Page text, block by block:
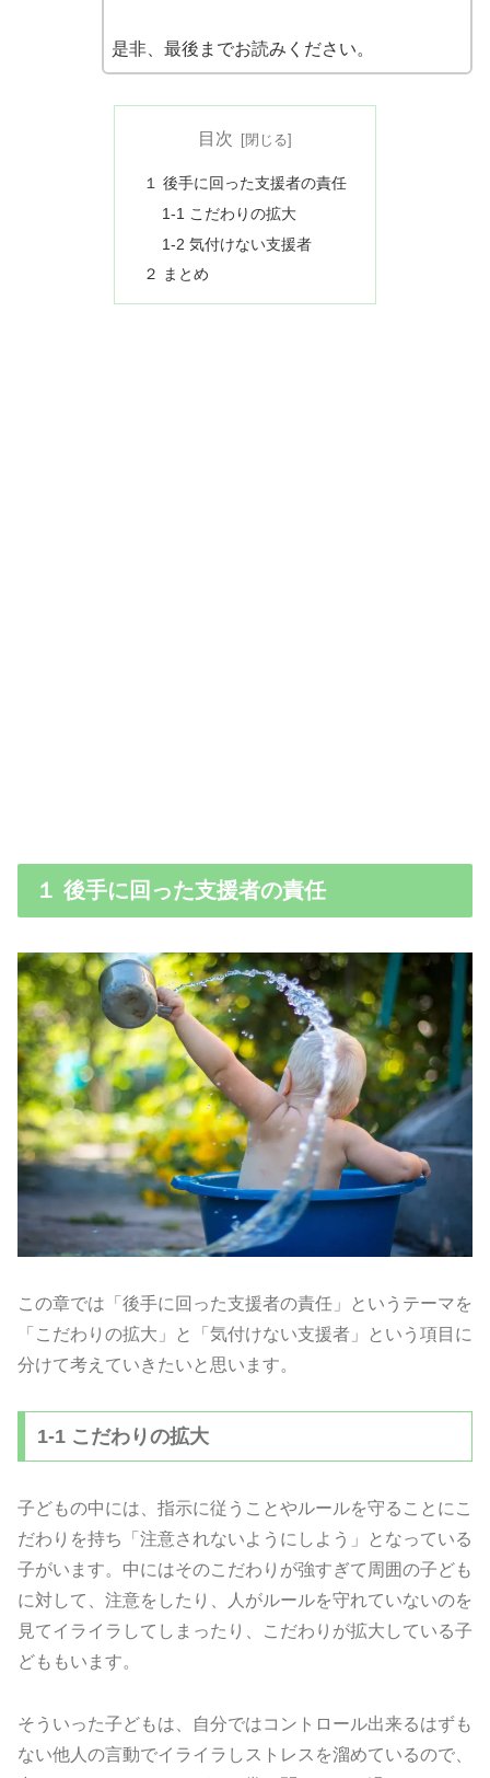
是非、最後までお読みください。
目次
１ 後手に回った支援者の責任
1-1 こだわりの拡大
1-2 気付けない支援者
２ まとめ
１ 後手に回った支援者の責任
この章では「後手に回った支援者の責任」というテーマを
「こだわりの拡大」と「気付けない支援者」という項目に
分けて考えていきたいと思います。
1-1 こだわりの拡大
子どもの中には、指示に従うことやルールを守ることにこ
だわりを持ち「注意されないようにしよう」となっている
子がいます。中にはそのこだわりが強すぎて周囲の子ども
に対して、注意をしたり、人がルールを守れていないのを
見てイライラしてしまったり、こだわりが拡大している子
どももいます。
そういった子どもは、自分ではコントロール出来るはずも
ない他人の言動でイライラしストレスを溜めているので、